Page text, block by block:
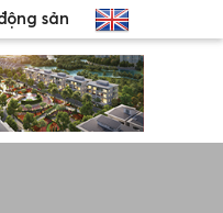
sản